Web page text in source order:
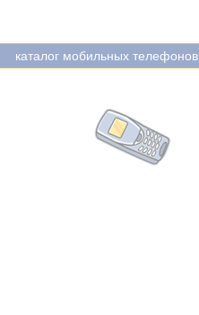
каталог мобильных телефонов